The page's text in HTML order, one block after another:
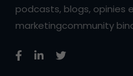
podcasts, blogs, opinies
marketingcommunity